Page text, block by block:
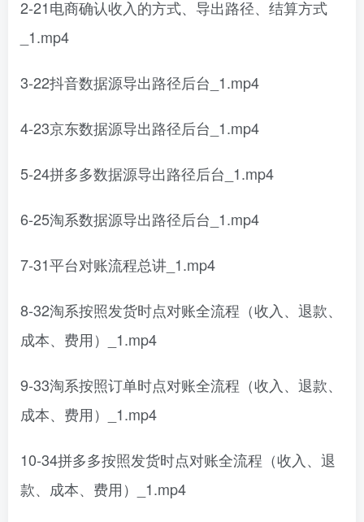
2-21电商确认收入的方式、导出路径、结算方式
_1.mp4
3-22抖音数据源导出路径后台_1.mp4
4-23京东数据源导出路径后台_1.mp4
5-24拼多多数据源导出路径后台_1.mp4
6-25淘系数据源导出路径后台_1.mp4
7-31平台对账流程总讲_1.mp4
8-32淘系按照发货时点对账全流程（收入、退款、
成本、费用）_1.mp4
9-33淘系按照订单时点对账全流程（收入、退款、
成本、费用）_1.mp4
10-34拼多多按照发货时点对账全流程（收入、退
款、成本、费用）_1.mp4